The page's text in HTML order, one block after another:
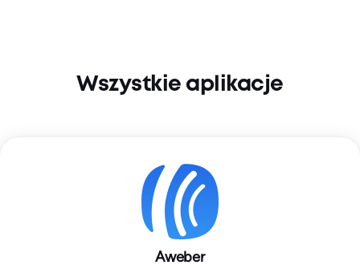
Wszystkie aplikacje
Aweber